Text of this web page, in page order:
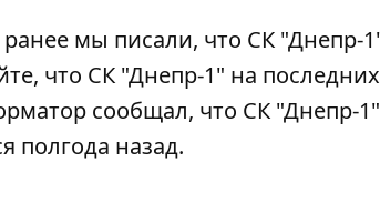
мы писали, что СК "Днепр-
что СК "Днепр-1" на
сообщал, что СК "Днепр-1"
полгода назад.